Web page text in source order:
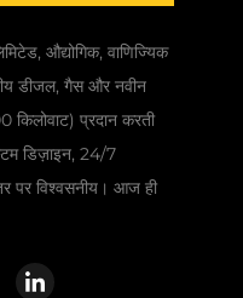
औद्योगिक, वाणिज्यिक
डीजल, गैस और नवीन
प्रदान करती
डिज़ाइन, 24/7
पर विश्वसनीय। आज ही